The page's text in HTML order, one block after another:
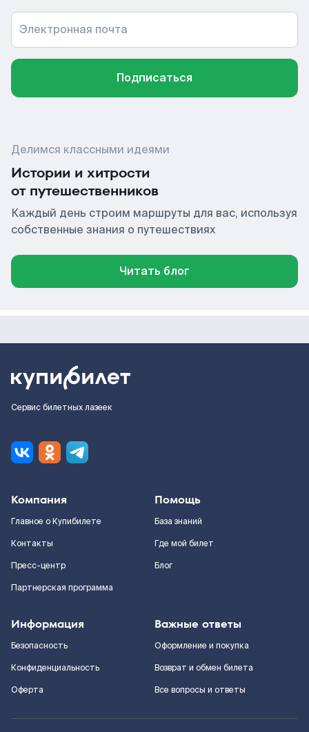
Электронная почта
Подписаться
Делимся классными идеями
Истории и хитрости
от путешественников
Каждый день строим маршруты для вас, используя
собственные знания о путешествиях
Читать блог
Сервис билетных лазеек
Компания
Главное о Купибилете
Контакты
Пресс-центр
Партнерская программа
Помощь
База знаний
Где мой билет
Блог
Информация
Безопасность
Конфиденциальность
Оферта
Важные ответы
Оформление и покупка
Возврат и обмен билета
Все вопросы и ответы